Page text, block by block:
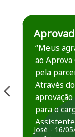
Estudante
“Meus
ao
pela
Através
para o
estou
José - 16/